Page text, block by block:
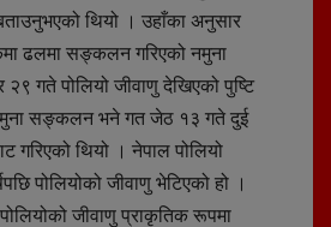
थियो । उहाँका अनुसार
ढलमा सङ्कलन गरिएको नमुना
२९ गते पोलियो जीवाणु देखिएको पुष्टि
सङ्कलन भने गत जेठ १३ गते दुई
गरिएको थियो । नेपाल पोलियो
पोलियोको जीवाणु भेटिएको हो ।
जीवाणु प्राकृतिक रूपमा